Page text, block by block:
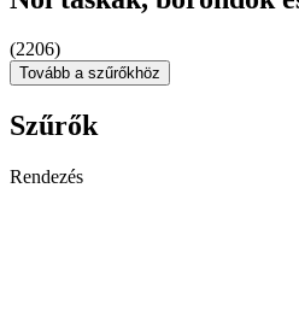
(2206)
Tovább a szűrőkhöz
Szűrők
Rendezés